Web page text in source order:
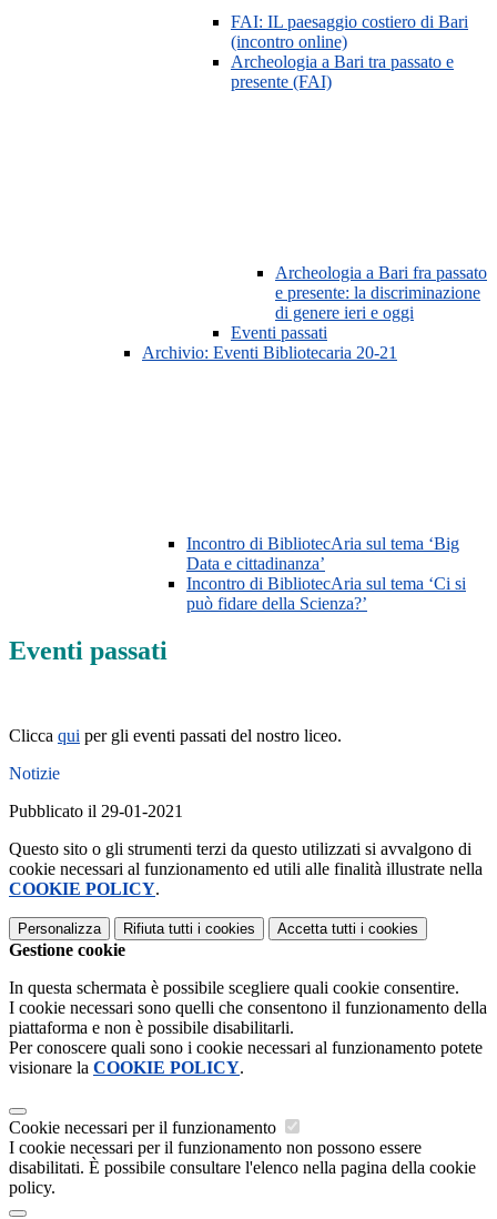
FAI: IL paesaggio costiero di Bari
(incontro online)
Archeologia a Bari tra passato e
presente (FAI)
Archeologia a Bari fra passato
e presente: la discriminazione
di genere ieri e oggi
Eventi passati
Archivio: Eventi Bibliotecaria 20-21
Incontro di BibliotecAria sul tema ‘Big
Data e cittadinanza’
Incontro di BibliotecAria sul tema ‘Ci si
può fidare della Scienza?’
Eventi passati
Clicca qui per gli eventi passati del nostro liceo.
Notizie
Pubblicato il 29-01-2021
Questo sito o gli strumenti terzi da questo utilizzati si avvalgono di
cookie necessari al funzionamento ed utili alle finalità illustrate nella
COOKIE POLICY.
Personalizza Rifiuta tutti i cookies Accetta tutti i cookies
Gestione cookie
In questa schermata è possibile scegliere quali cookie consentire.
I cookie necessari sono quelli che consentono il funzionamento della
piattaforma e non è possibile disabilitarli.
Per conoscere quali sono i cookie necessari al funzionamento potete
visionare la COOKIE POLICY.
Cookie necessari per il funzionamento
I cookie necessari per il funzionamento non possono essere
disabilitati. È possibile consultare l'elenco nella pagina della cookie
policy.